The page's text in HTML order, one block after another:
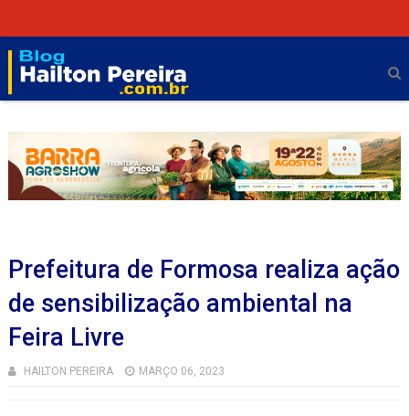
Prefeitura de Formosa realiza ação
de sensibilização ambiental na
Feira Livre
HAILTON PEREIRA MARÇO 06, 2023